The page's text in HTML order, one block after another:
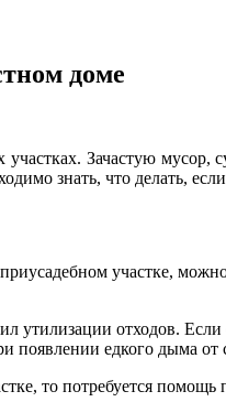
доме
Зачастую
знать, что делать,
участке,
отходов.
появлении едкого дыма
то потребуется